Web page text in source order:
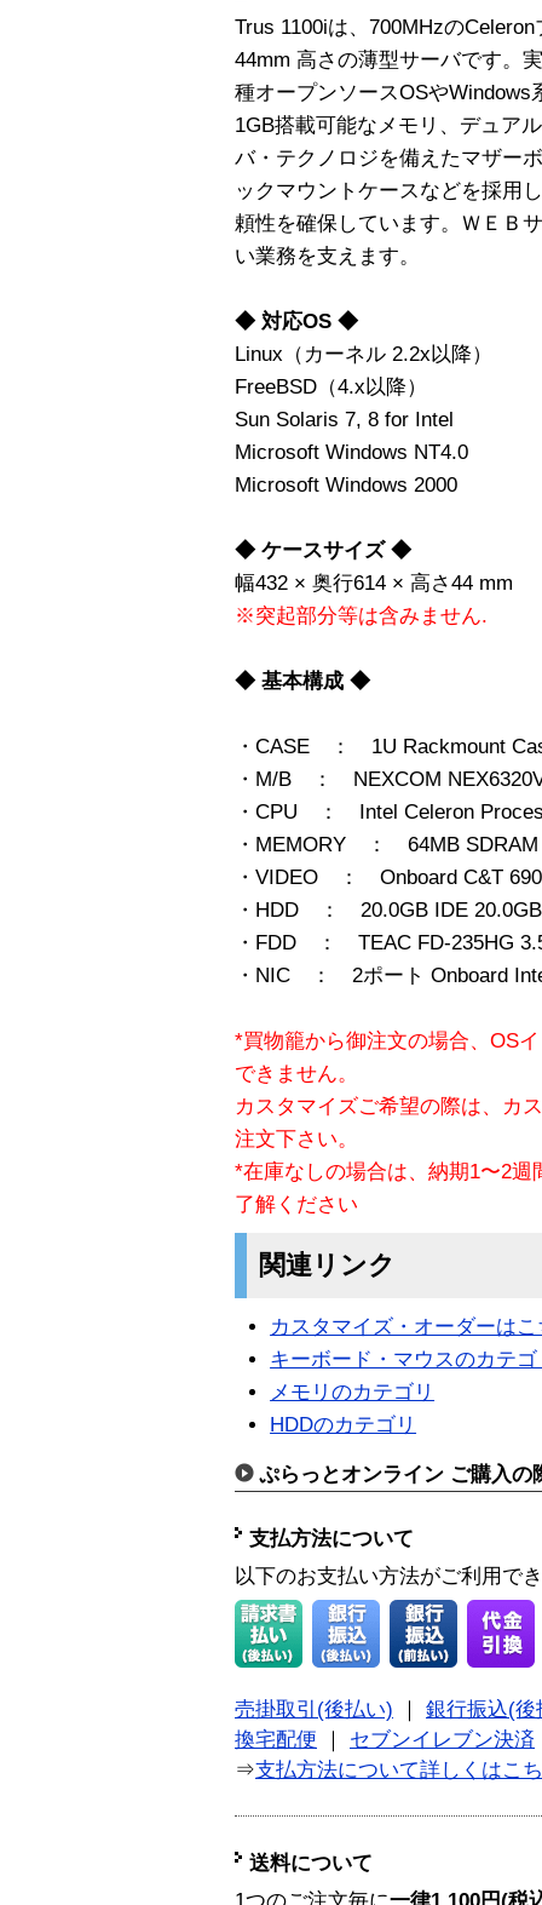
Trus 1100iは、700MHzの
44mm 高さの薄型サーバです。
種オープンソースOSや
1GB搭載可能なメモリ、デュア
バ・テクノロジを備えたマザー
ックマウントケースなどを採用
頼性を確保しています。ＷＥＢ
い業務を支えます。
◆ 対応OS ◆
Linux（カーネル 2.2x以降）
FreeBSD（4.x以降）
Sun Solaris 7, 8 for Intel
Microsoft Windows NT4.0
Microsoft Windows 2000
◆ ケースサイズ ◆
幅432 × 奥行614 × 高さ44 mm
※突起部分等は含みません.
◆ 基本構成 ◆
・CASE ： 1U Rackmount
・M/B ： NEXCOM
・CPU ： Intel Celeron
・MEMORY ： 64MB SDRAM
・VIDEO ： Onboard C&T
・HDD ： 20.0GB IDE
・FDD ： TEAC FD-235HG
・NIC ： 2ポート Onboard
*買物籠から御注文の場合、OS
できません。
カスタマイズご希望の際は、カ
注文下さい。
*在庫なしの場合は、納期1〜2
了解ください
関連リンク
カスタマイズ・オーダーはこ
キーボード・マウスのカテゴ
メモリのカテゴリ
HDDのカテゴリ
ぷらっとオンライン ご購入の
支払方法について
以下のお支払い方法がご利用で
売掛取引(後払い)
銀行振込(後
換宅配便
セブンイレブン決済
⇒支払方法について詳しくはこ
送料について